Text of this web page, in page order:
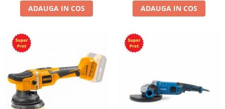
ADAUGA IN COS ADAUGA IN COS